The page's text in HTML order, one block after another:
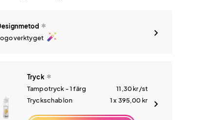
auto_fix_high
Tryck
Tampotryck - 1 färg
11,30kr/st
Tryckschablon
1 x 395,00 kr